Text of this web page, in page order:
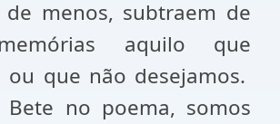
de menos, subtraem de
aquilo que
ou que não desejamos.
Bete no poema, somos